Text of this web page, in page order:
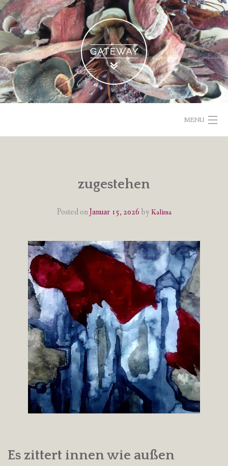
Skip
to
content
MENU
IMPRESSUM & DATENSCHUTZ
zugestehen
Posted onJanuar 15, 2026 by Kalima
Es zittert innen wie außen